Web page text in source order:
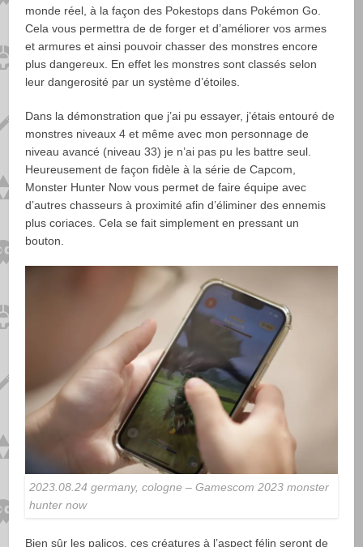
monde réel, à la façon des Pokestops dans Pokémon Go.
Cela vous permettra de de forger et d’améliorer vos armes
et armures et ainsi pouvoir chasser des monstres encore
plus dangereux. En effet les monstres sont classés selon
leur dangerosité par un système d’étoiles.
Dans la démonstration que j’ai pu essayer, j’étais entouré de
monstres niveaux 4 et même avec mon personnage de
niveau avancé (niveau 33) je n’ai pas pu les battre seul.
Heureusement de façon fidèle à la série de Capcom,
Monster Hunter Now vous permet de faire équipe avec
d’autres chasseurs à proximité afin d’éliminer des ennemis
plus coriaces. Cela se fait simplement en pressant un
bouton.
2023.08.24 germany, cologne – Gamescom 2023 monster
hunter now
Bien sûr les palicos, ces créatures à l’aspect félin seront de